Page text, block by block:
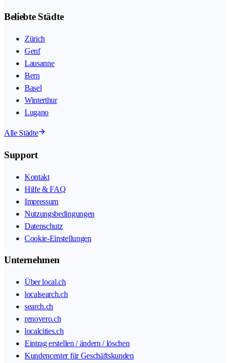
Beliebte Städte
Zürich
Genf
Lausanne
Bern
Basel
Winterthur
Lugano
Alle Städte
Support
Kontakt
Hilfe & FAQ
Impressum
Nutzungsbedingungen
Datenschutz
Cookie-Einstellungen
Unternehmen
Über local.ch
localsearch.ch
search.ch
renovero.ch
localcities.ch
Eintrag erstellen / ändern / löschen
Kundencenter für Geschäftskunden